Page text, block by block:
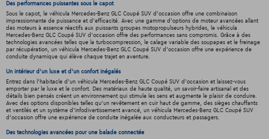
Des performances puissantes sous le capot
Sous le capot, le véhicula Mercedes-Benz GLC Coupé SUV d'occasion offre une combinaison
impressionnante de puissance et d'efficacité. Avec une gamme d'options de moteur avancées allant
des moteurs à essence réactifs aux puissants groupes motopropulseurs hybrides, le véhicula
Mercedes-Benz GLC Coupé SUV d'occasion offre des performances sans compromis. Grâce à des
technologies avancées telles que la turbocompression, le calage variable des soupapes et le freinage
par récupération, un véhicula Mercedes-Benz GLC Coupé SUV d'occasion offre une expérience de
conduite dynamique qui élève chaque trajet en aventure.
Un intérieur d’un luxe et d’un confort inégalés
Entrez dans l'habitacle d'un véhicula Mercedes-Benz GLC Coupé SUV d'occasion et laissez-vous
emporter par le luxe et le confort. Des matériaux de haute qualité, un savoir-faire artisanal et des
détails bien pensés créent un environnement qui stimule les sens et augmente le plaisir de conduire.
Avec des options disponibles telles qu'un revêtement en cuir haut de gamme, des sièges chauffants
et ventilés et un système d'infodivertissement avancé, un véhicula Mercedes-Benz GLC Coupé SUV
d'occasion offre une expérience de conduite inégalée aux conducteurs et passagers.
Des technologies avancées pour une balade connectée